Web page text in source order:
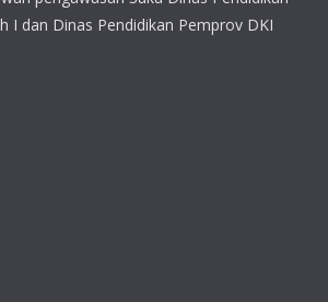
I dan Dinas Pendidikan Pemprov DKI